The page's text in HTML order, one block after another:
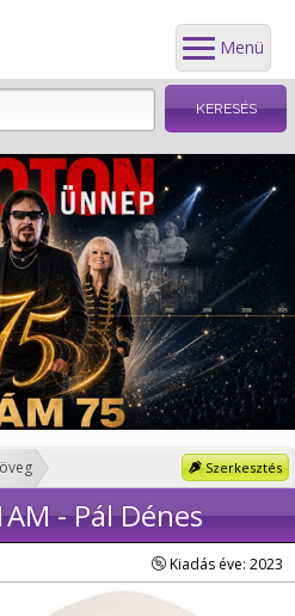
Menü
Szerkesztés
- Pál Dénes
Kiadás éve: 2023